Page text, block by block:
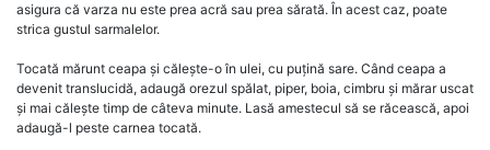
asigura că varza nu este prea acră sau prea sărată. În acest caz, poate
strica gustul sarmalelor.
Tocată mărunt ceapa și călește-o în ulei, cu puțină sare. Când ceapa a
devenit translucidă, adaugă orezul spălat, piper, boia, cimbru și mărar uscat
și mai călește timp de câteva minute. Lasă amestecul să se răcească, apoi
adaugă-l peste carnea tocată.